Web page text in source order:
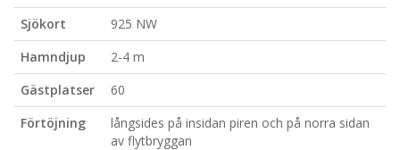
Sjökort
925 NW
Hamndjup
2-4 m
Gästplatser
60
Förtöjning
långsides på insidan piren och på norra sidan
av flytbryggan